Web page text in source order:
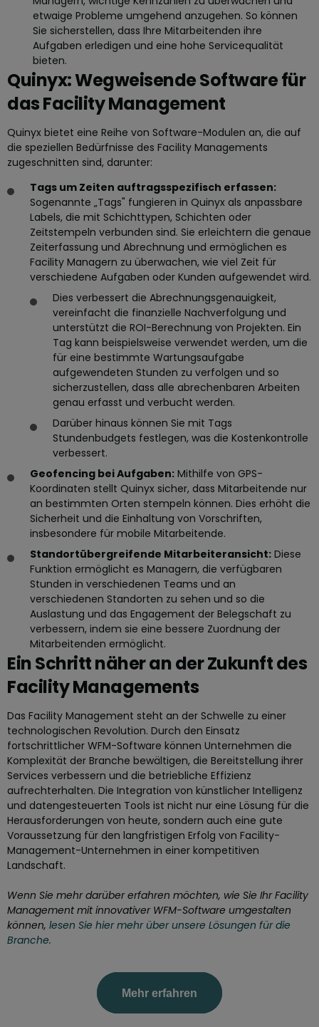
etwaige Probleme umgehend anzugehen. So können
Sie sicherstellen, dass Ihre Mitarbeitenden ihre
Aufgaben erledigen und eine hohe Servicequalität
bieten.
Quinyx: Wegweisende Software für
das Facility Management
Quinyx bietet eine Reihe von Software-Modulen an, die auf
die speziellen Bedürfnisse des Facility Managements
zugeschnitten sind, darunter:
Tags um Zeiten auftragsspezifisch erfassen:
Sogenannte „Tags" fungieren in Quinyx als anpassbare
Labels, die mit Schichttypen, Schichten oder
Zeitstempeln verbunden sind. Sie erleichtern die genaue
Zeiterfassung und Abrechnung und ermöglichen es
Facility Managern zu überwachen, wie viel Zeit für
verschiedene Aufgaben oder Kunden aufgewendet wird.
Dies verbessert die Abrechnungsgenauigkeit,
vereinfacht die finanzielle Nachverfolgung und
unterstützt die ROI-Berechnung von Projekten. Ein
Tag kann beispielsweise verwendet werden, um die
für eine bestimmte Wartungsaufgabe
aufgewendeten Stunden zu verfolgen und so
sicherzustellen, dass alle abrechenbaren Arbeiten
genau erfasst und verbucht werden.
Darüber hinaus können Sie mit Tags
Stundenbudgets festlegen, was die Kostenkontrolle
verbessert.
Geofencing bei Aufgaben: Mithilfe von GPS-
Koordinaten stellt Quinyx sicher, dass Mitarbeitende nur
an bestimmten Orten stempeln können. Dies erhöht die
Sicherheit und die Einhaltung von Vorschriften,
insbesondere für mobile Mitarbeitende.
Standortübergreifende Mitarbeiteransicht: Diese
Funktion ermöglicht es Managern, die verfügbaren
Stunden in verschiedenen Teams und an
verschiedenen Standorten zu sehen und so die
Auslastung und das Engagement der Belegschaft zu
verbessern, indem sie eine bessere Zuordnung der
Mitarbeitenden ermöglicht.
Ein Schritt näher an der Zukunft des
Facility Managements
Das Facility Management steht an der Schwelle zu einer
technologischen Revolution. Durch den Einsatz
fortschrittlicher WFM-Software können Unternehmen die
Komplexität der Branche bewältigen, die Bereitstellung ihrer
Services verbessern und die betriebliche Effizienz
aufrechterhalten. Die Integration von künstlicher Intelligenz
und datengesteuerten Tools ist nicht nur eine Lösung für die
Herausforderungen von heute, sondern auch eine gute
Voraussetzung für den langfristigen Erfolg von Facility-
Management-Unternehmen in einer kompetitiven
Landschaft.
Wenn Sie mehr darüber erfahren möchten, wie Sie Ihr Facility
Management mit innovativer WFM-Software umgestalten
können, lesen Sie hier mehr über unsere Lösungen für die
Branche.
Mehr erfahren